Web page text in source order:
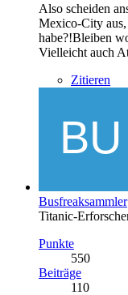
Also scheiden
Mexico-City
habe?!Bleiben
Vielleicht auch
Zitieren
Busfreaksammler
Titanic-
Punkte
550
Beiträge
110